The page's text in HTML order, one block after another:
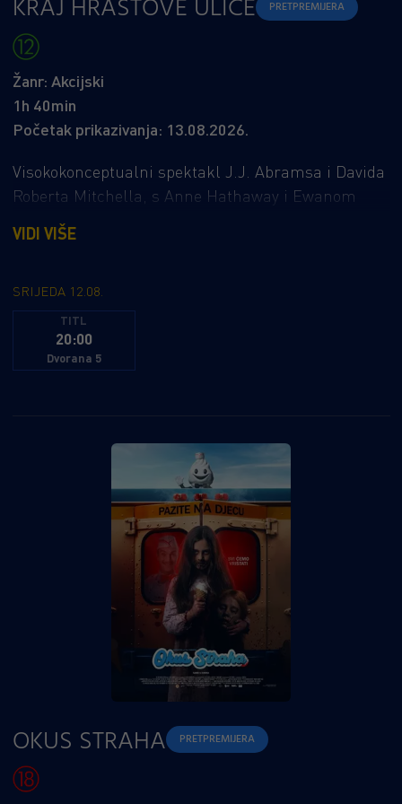
KRAJ HRASTOVE ULICE PRETPREMIJERA
Žanr: Akcijski
1h 40min
Početak prikazivanja: 13.08.2026.
Visokokonceptualni spektakl J.J. Abramsa i Davida
Roberta Mitchella, s Anne Hathaway i Ewanom
McGregorom u priči koja će vas prikovati za sjedalo
i držati bez daha do samog kraja. Nakon
Hrastovu ulicu doslovno iščupa iz stvarnosti i
prebaci na nepoznato mjesto, obitelj Platt suočava
se s novim pravilima igre u svijetu koji više nema
nikakve veze s onim što su poznavali. Dok se
VIDI VIŠE
SRIJEDA 12.08.
TITL
20:00
Dvorana 5
OKUS STRAHA PRETPREMIJERA